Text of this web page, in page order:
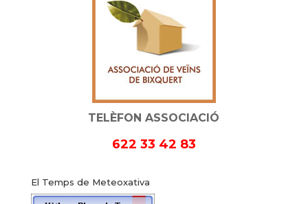
TELÈFON ASSOCIACIÓ
622 33 42 83
El Temps de Meteoxativa